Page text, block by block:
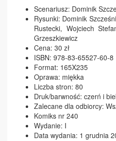
Scenariusz: Dominik
Rysunki: Dominik
Rustecki, Wojciech
Grzeszkiewicz
Cena: 30 zł
ISBN: 978-83-65527-60-8
Format: 165X235
Oprawa: miękka
Liczba stron: 80
Druk/barwność: czerń i
Zalecane dla odbiorcy:
Komiks nr 240
Wydanie: I
Data wydania: 1